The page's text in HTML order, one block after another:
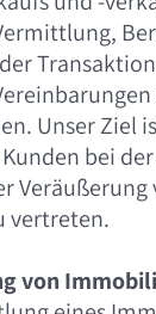
Unser Ziel
bei
vertreten.
von